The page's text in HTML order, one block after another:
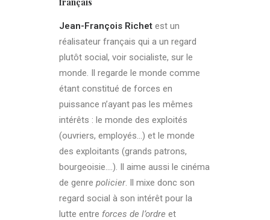
Jean-François Richet est un
réalisateur français qui a un regard
plutôt social, voir socialiste, sur le
monde. Il regarde le monde comme
étant constitué de forces en
puissance n’ayant pas les mêmes
intérêts : le monde des exploités
(ouvriers, employés…) et le monde
des exploitants (grands patrons,
bourgeoisie.…). Il aime aussi le cinéma
de genre policier. Il mixe donc son
regard social à son intérêt pour la
lutte entre forces de l’ordre et